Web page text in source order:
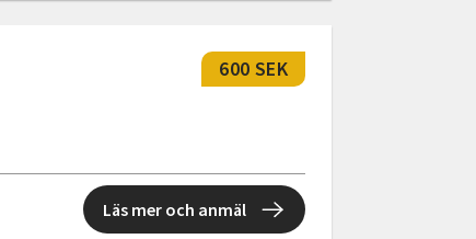
600 SEK
Läs mer och anmäl